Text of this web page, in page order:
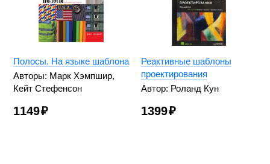
Полосы. На языке шаблона
Авторы: Марк Хэмпшир,
Кейт Стефенсон
1149₽
Реактивные шаблоны
проектирования
Автор: Роланд Кун
1399₽